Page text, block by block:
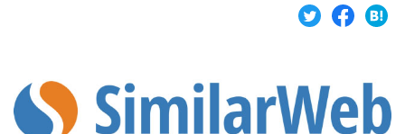
お問い合わせ